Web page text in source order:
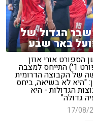
הגדול של
באר שבע
הספורט אורי אוזן
('ספורט 1') התייחס למצבה
של הקבוצה הדרומית
"היא לא בשיאה, ביחס
הגדולות - היא
גדולה"
17/08/